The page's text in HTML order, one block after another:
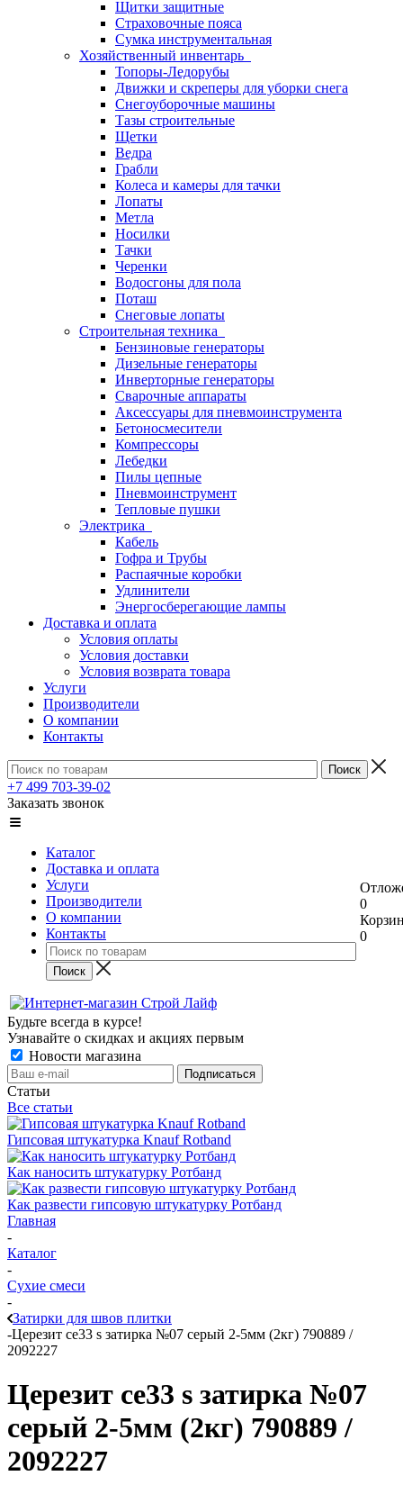
Щитки защитные
Страховочные пояса
Сумка инструментальная
Хозяйственный инвентарь
Топоры-Ледорубы
Движки и скреперы для уборки снега
Снегоуборочные машины
Тазы строительные
Щетки
Ведра
Грабли
Колеса и камеры для тачки
Лопаты
Метла
Носилки
Тачки
Черенки
Водосгоны для пола
Поташ
Снеговые лопаты
Строительная техника
Бензиновые генераторы
Дизельные генераторы
Инверторные генераторы
Сварочные аппараты
Аксессуары для пневмоинструмента
Бетоносмесители
Компрессоры
Лебедки
Пилы цепные
Пневмоинструмент
Тепловые пушки
Электрика
Кабель
Гофра и Трубы
Распаячные коробки
Удлинители
Энергосберегающие лампы
Доставка и оплата
Условия оплаты
Условия доставки
Условия возврата товара
Услуги
Производители
О компании
Контакты
+7 499 703-39-02
Заказать звонок
Каталог
Доставка и оплата
Услуги
Производители
О компании
Контакты
0
0
Будьте всегда в курсе!
Узнавайте о скидках и акциях первым
Новости магазина
Статьи
Все статьи
Гипсовая штукатурка Knauf Rotband
Как наносить штукатурку Ротбанд
Как развести гипсовую штукатурку Ротбанд
Главная
-
Каталог
-
Сухие смеси
-
Затирки для швов плитки
-Церезит ce33 s затирка №07 серый 2-5мм (2кг) 790889 /
2092227
Церезит ce33 s затирка №07
серый 2-5мм (2кг) 790889 /
2092227